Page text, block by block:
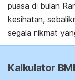
puasa di bulan
kesihatan,
segala nikmat
Kalkulator BMI